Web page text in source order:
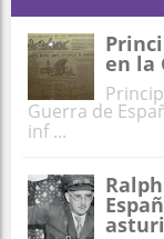
en la
Guerra de
inf ...